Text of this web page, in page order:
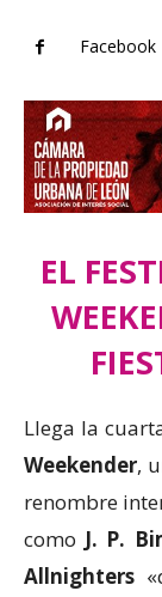
Facebook
EL
Llega la
Weekender,
renombre
como J. P.
Allnighters